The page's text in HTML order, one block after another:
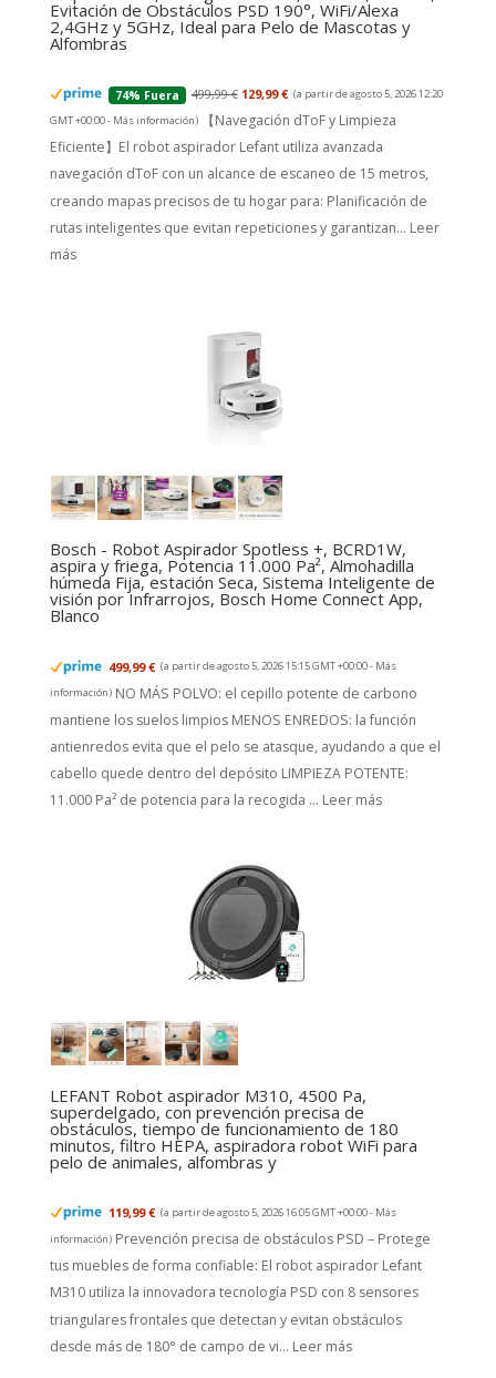
Evitación de Obstáculos PSD 190°, WiFi/Alexa
2,4GHz y 5GHz, Ideal para Pelo de Mascotas y
Alfombras
74% Fuera 499,99 € 129,99 € (a partir de agosto 5, 2026 12:20
GMT +00:00 - Más información)
【Navegación dToF y Limpieza
Eficiente】El robot aspirador Lefant utiliza avanzada
navegación dToF con un alcance de escaneo de 15 metros,
creando mapas precisos de tu hogar para: Planificación de
rutas inteligentes que evitan repeticiones y garantizan... Leer
más
Bosch - Robot Aspirador Spotless +, BCRD1W,
aspira y friega, Potencia 11.000 Pa², Almohadilla
húmeda Fija, estación Seca, Sistema Inteligente de
visión por Infrarrojos, Bosch Home Connect App,
Blanco
499,99 € (a partir de agosto 5, 2026 15:15 GMT +00:00 - Más
información) NO MÁS POLVO: el cepillo potente de carbono
mantiene los suelos limpios MENOS ENREDOS: la función
antienredos evita que el pelo se atasque, ayudando a que el
cabello quede dentro del depósito LIMPIEZA POTENTE:
11.000 Pa² de potencia para la recogida ... Leer más
LEFANT Robot aspirador M310, 4500 Pa,
superdelgado, con prevención precisa de
obstáculos, tiempo de funcionamiento de 180
minutos, filtro HEPA, aspiradora robot WiFi para
pelo de animales, alfombras y
119,99 € (a partir de agosto 5, 2026 16:05 GMT +00:00 - Más
información) Prevención precisa de obstáculos PSD – Protege
tus muebles de forma confiable: El robot aspirador Lefant
M310 utiliza la innovadora tecnología PSD con 8 sensores
triangulares frontales que detectan y evitan obstáculos
desde más de 180° de campo de vi... Leer más